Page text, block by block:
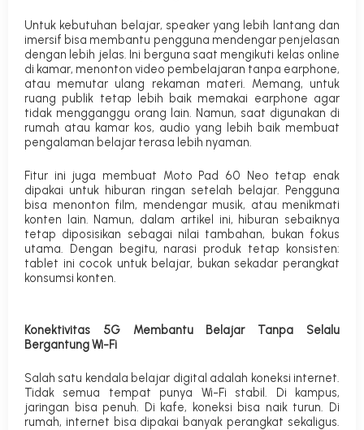
Untuk kebutuhan belajar, speaker yang lebih lantang dan
imersif bisa membantu pengguna mendengar penjelasan
dengan lebih jelas. Ini berguna saat mengikuti kelas online
di kamar, menonton video pembelajaran tanpa earphone,
atau memutar ulang rekaman materi. Memang, untuk
ruang publik tetap lebih baik memakai earphone agar
tidak mengganggu orang lain. Namun, saat digunakan di
rumah atau kamar kos, audio yang lebih baik membuat
pengalaman belajar terasa lebih nyaman.
Fitur ini juga membuat Moto Pad 60 Neo tetap enak
dipakai untuk hiburan ringan setelah belajar. Pengguna
bisa menonton film, mendengar musik, atau menikmati
konten lain. Namun, dalam artikel ini, hiburan sebaiknya
tetap diposisikan sebagai nilai tambahan, bukan fokus
utama. Dengan begitu, narasi produk tetap konsisten:
tablet ini cocok untuk belajar, bukan sekadar perangkat
konsumsi konten.
Konektivitas 5G Membantu Belajar Tanpa Selalu
Bergantung Wi-Fi
Salah satu kendala belajar digital adalah koneksi internet.
Tidak semua tempat punya Wi-Fi stabil. Di kampus,
jaringan bisa penuh. Di kafe, koneksi bisa naik turun. Di
rumah, internet bisa dipakai banyak perangkat sekaligus.